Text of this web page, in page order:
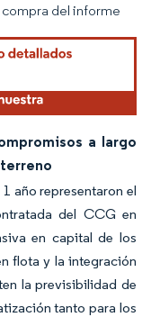
del informe
a largo
año representaron el
del CCG en
en capital de los
flota y la integración
la previsibilidad de
tanto para los